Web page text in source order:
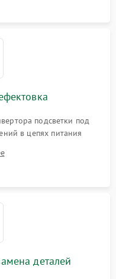
подсветки под
в цепях питания
состояния жесткого
POST-карт и
деталей